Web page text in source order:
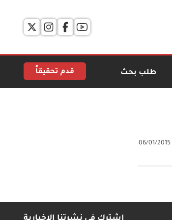
طلب بحث قدم تحقيقاً
06/01/2015